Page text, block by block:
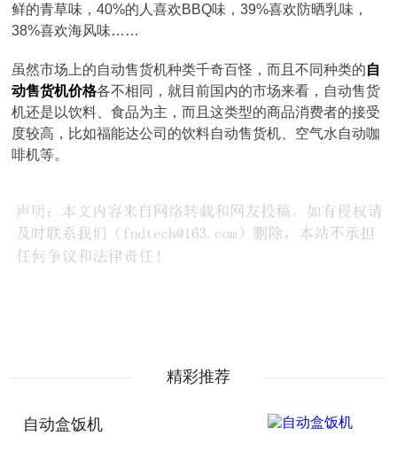
鲜的青草味，40%的人喜欢BBQ味，39%喜欢防晒乳味，
38%喜欢海风味……
虽然市场上的自动售货机种类千奇百怪，而且不同种类的自
动售货机价格各不相同，就目前国内的市场来看，自动售货
机还是以饮料、食品为主，而且这类型的商品消费者的接受
度较高，比如福能达公司的饮料自动售货机、空气水自动咖
啡机等。
精彩推荐
自动盒饭机